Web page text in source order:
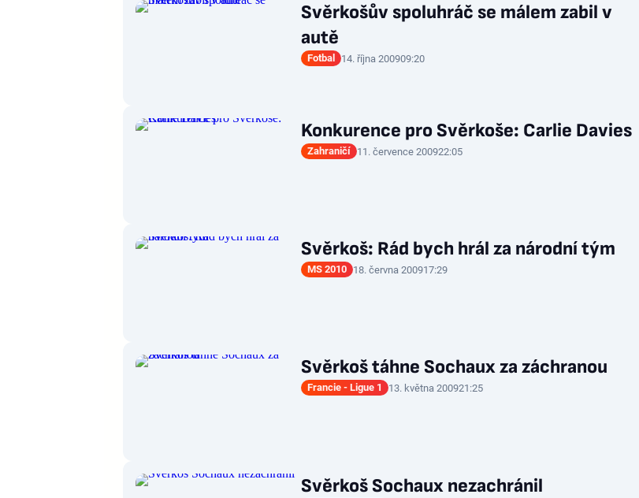
Svěrkošův spoluhráč se málem zabil v
autě
Fotbal 14. října 200909:20
Konkurence pro Svěrkoše: Carlie Davies
Zahraničí 11. července 200922:05
Svěrkoš: Rád bych hrál za národní tým
MS 2010 18. června 200917:29
Svěrkoš táhne Sochaux za záchranou
Francie - Ligue 1 13. května 200921:25
Svěrkoš Sochaux nezachránil